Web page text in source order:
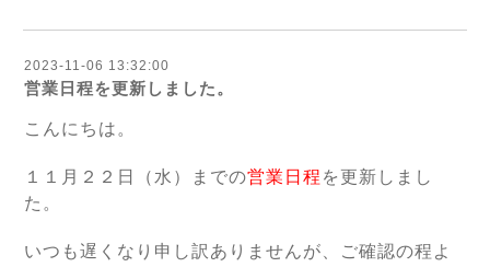
2023-11-06 13:32:00
営業日程を更新しました。
こんにちは。
１１月２２日（水）までの営業日程 を更新しまし
た。
いつも遅くなり申し訳ありませんが、ご確認の程よ